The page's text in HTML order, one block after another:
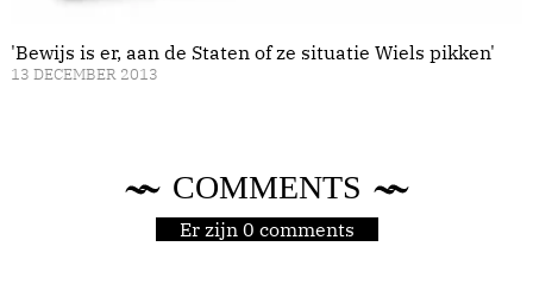
'Bewijs is er, aan de Staten of ze situatie Wiels pikken'
13 DECEMBER 2013
COMMENTS
Er zijn 0 comments